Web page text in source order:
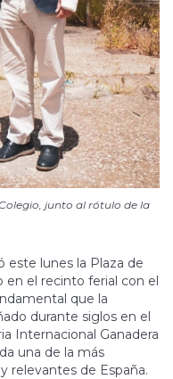
junto al rótulo de la
este lunes la Plaza de
en el recinto ferial con el
que la
durante siglos en el
Internacional Ganadera
una de la más
relevantes de España.